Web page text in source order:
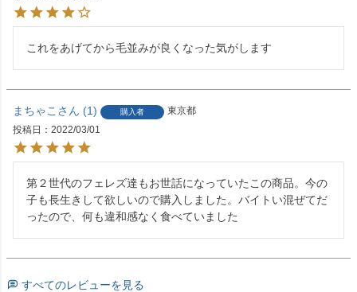
これをあげてから毛並みが良くなった気がします
まちゃこ 1 購入者
東京都
投稿日
2022/03/01
第２世代のフェレズ達もお世話になっていたこの商品。今の
子も長生きして欲しいので購入しました。バイトい混ぜてだ
ったので、何も違和感なく食べていました
すべてのレビューを見る